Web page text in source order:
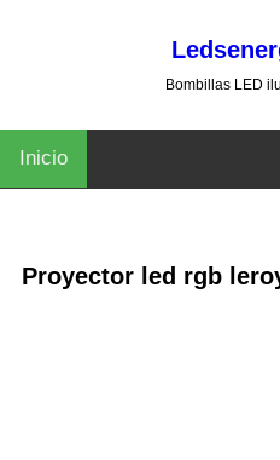
Bombillas LED
Inicio
Proyector led rgb